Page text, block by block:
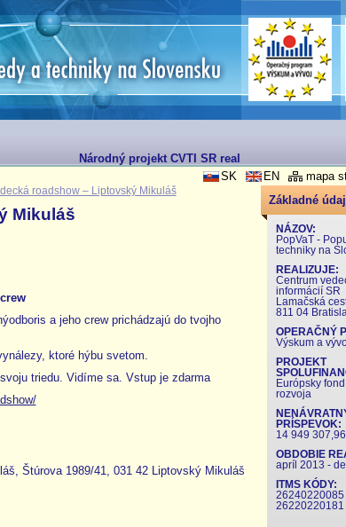
Národný projekt CVTI SR realizovaný v rámci
mapa
EN
SK
roadshow – Liptovský Mikuláš
Mikuláš
a jeho crew prichádzajú do tvojho
ktoré hýbu svetom.
triedu. Vidíme sa. Vstup je zdarma
Štúrova 1989/41, 031 42 Liptovský Mikuláš
Základné
NÁZOV:
PopVaT -
techniky na
REALIZUJE:
Centrum
informácií SR
Lamačská
811 04
OPERAČNÝ
Výskum a
PROJEKT
Európsky
rozvoja
PRÍSPEVOK:
14 949
OBDOBIE
apríl 2013 -
ITMS KÓDY:
26240220085
26220220181